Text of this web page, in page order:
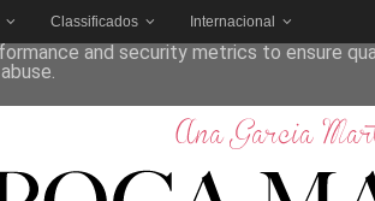
Classificados Internacional
its services and to analyze traffic.
and security metrics to ensure